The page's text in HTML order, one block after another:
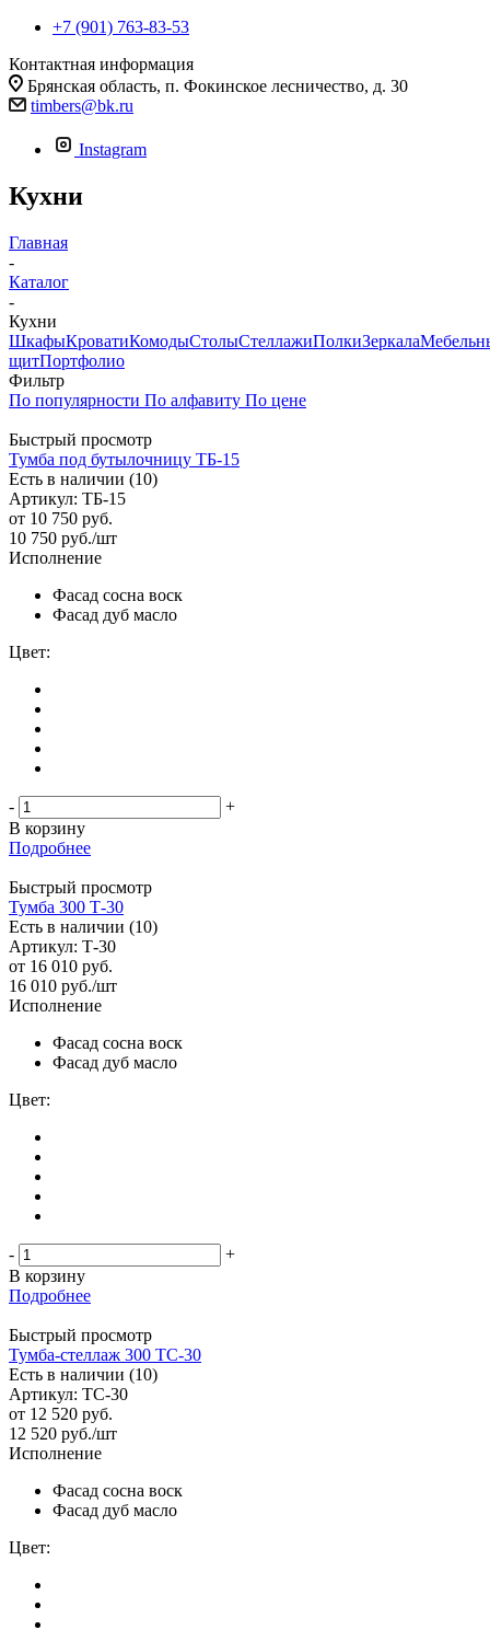
+7 (901) 763-83-53
Контактная информация
Брянская область, п. Фокинское лесничество, д. 30
timbers@bk.ru
Instagram
Кухни
Главная
-
Каталог
-
Кухни
ШкафыКроватиКомодыСтолыСтеллажиПолкиЗеркала
щитПортфолио
Фильтр
По популярности По алфавиту По цене
Быстрый просмотр
Тумба под бутылочницу ТБ-15
Есть в наличии (10)
Артикул: ТБ-15
от 10 750 руб.
10 750 руб./шт
Исполнение
Фасад сосна воск
Фасад дуб масло
Цвет:
-
+
В корзину
Подробнее
Быстрый просмотр
Тумба 300 Т-30
Есть в наличии (10)
Артикул: Т-30
от 16 010 руб.
16 010 руб./шт
Исполнение
Фасад сосна воск
Фасад дуб масло
Цвет:
-
+
В корзину
Подробнее
Быстрый просмотр
Тумба-стеллаж 300 ТС-30
Есть в наличии (10)
Артикул: ТС-30
от 12 520 руб.
12 520 руб./шт
Исполнение
Фасад сосна воск
Фасад дуб масло
Цвет: